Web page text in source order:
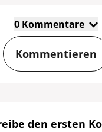
0 Kommentare
Kommentieren
den ersten